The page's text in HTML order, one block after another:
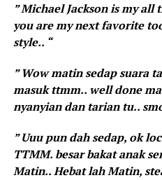
” Michael Jackson is my
you are my next favorite
style.. “
” Wow matin sedap suara
masuk ttmm.. well done
nyanyian dan tarian tu..
” Uuu pun dah sedap, ok
TTMM. besar bakat anak
Matin.. Hebat lah Matin,